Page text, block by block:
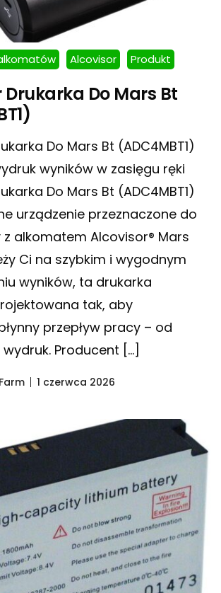
Alcovisor Produkt
Do Mars Bt
Do Mars Bt (ADC4MBT1)
wyników w zasięgu ręki
Do Mars Bt (ADC4MBT1)
urządzenie przeznaczone do
z alkomatem Alcovisor® Mars
Ci na szybkim i wygodnym
wyników, ta drukarka
tak, aby
przepływ pracy – od
Producent […]
1 czerwca 2026